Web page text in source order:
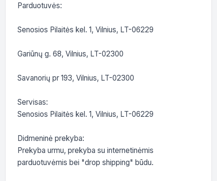
Parduotuvės:
Senosios Pilaitės kel. 1, Vilnius, LT-06229
Gariūnų g. 68, Vilnius, LT-02300
Savanorių pr 193, Vilnius, LT-02300
Servisas:
Senosios Pilaitės kel. 1, Vilnius, LT-06229
Didmeninė prekyba:
Prekyba urmu, prekyba su internetinėmis
parduotuvėmis bei "drop shipping" būdu.